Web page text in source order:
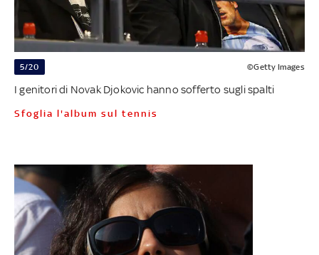
5/20 ©Getty Images
I genitori di Novak Djokovic hanno sofferto sugli spalti
Sfoglia l'album sul tennis